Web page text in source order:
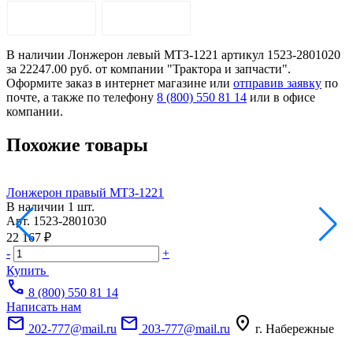
В наличии Лонжерон левый МТЗ-1221 артикул 1523-2801020
за 22247.00 руб. от компании "Трактора и запчасти".
Оформите заказ в интернет магазине или отправив заявку по
почте, а также по телефону 8 (800) 550 81 14 или в офисе
компании.
Похожие товары
Лонжерон правый МТЗ-1221
В наличии 1 шт.
Арт. 1523-2801030
22 167 ₽
-
+
Купить
call 8 (800) 550 81 14
Написать нам
mail 202-777@mail.ru mail 203-777@mail.ru location_on г. Набережные